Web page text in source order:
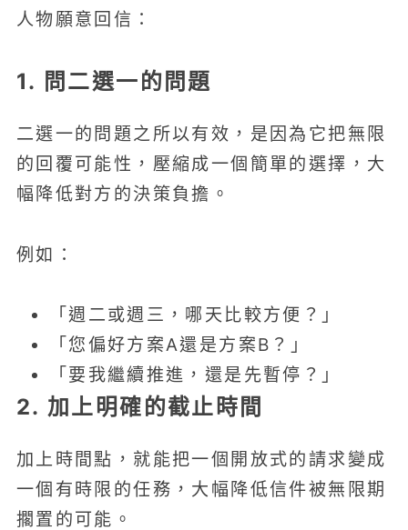
人物願意回信：
1. 問二選一的問題
二選一的問題之所以有效，是因為它把無限
的回覆可能性，壓縮成一個簡單的選擇，大
幅降低對方的決策負擔。
例如：
「週二或週三，哪天比較方便？」
「您偏好方案A還是方案B？」
「要我繼續推進，還是先暫停？」
2. 加上明確的截止時間
加上時間點，就能把一個開放式的請求變成
一個有時限的任務，大幅降低信件被無限期
擱置的可能。